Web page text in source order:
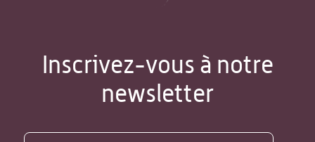
Inscrivez-vous à notre
newsletter